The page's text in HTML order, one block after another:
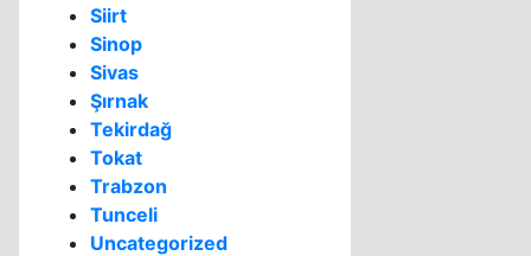
Siirt
Sinop
Sivas
Şırnak
Tekirdağ
Tokat
Trabzon
Tunceli
Uncategorized